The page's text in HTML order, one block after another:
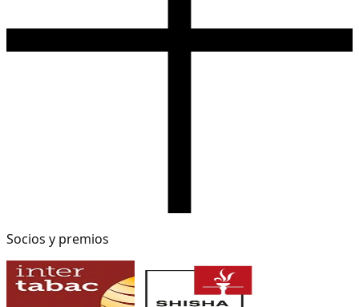
Socios y premios